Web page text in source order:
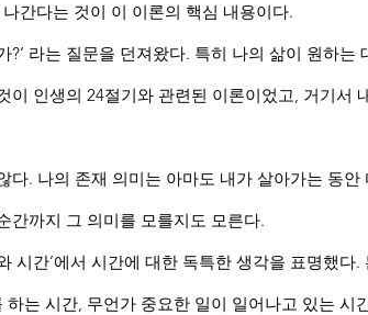
간다는 것이 이 이론의 핵심 내용이다.
?‘ 라는 질문을 던져왔다. 특히 나의 삶이 원하
이 인생의 24절기와 관련된 이론이었고, 거기서
다. 나의 존재 의미는 아마도 내가 살아가는 동
간까지 그 의미를 모를지도 모른다.
시간’에서 시간에 대한 독특한 생각을 표명했
는 시간, 무언가 중요한 일이 일어나고 있는